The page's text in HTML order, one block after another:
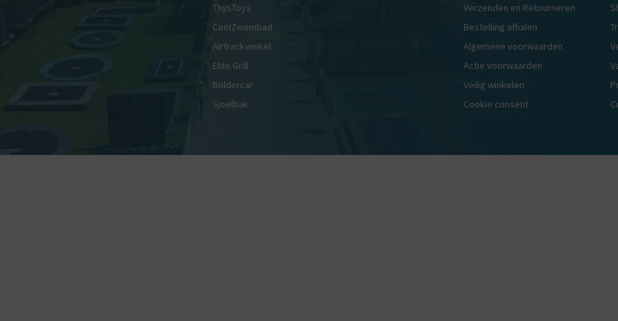
ThysToys
CoolZwembad
Airtrackwinkel
Elite Grill
Boldercar
Sjoelbak
Verzenden en Retourneren
Bestelling afhalen
Algemene voorwaarden
Actie voorwaarden
Veilig winkelen
Cookie consent